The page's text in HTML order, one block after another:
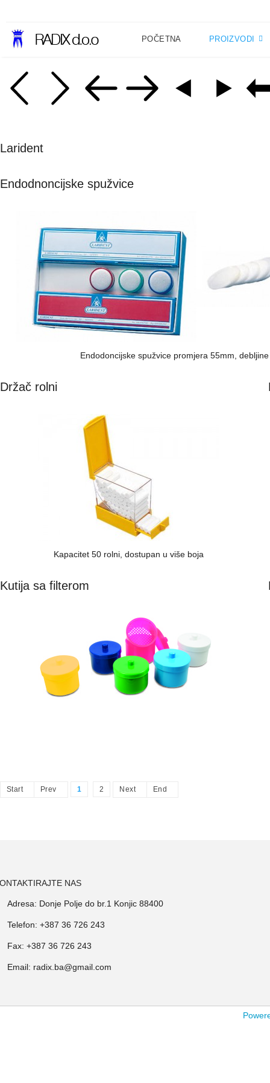
POČETNA PROIZVODI
Larident
Endodnoncijske spužvice
Endodoncijske spužvice promjera 55mm,
Držač rolni
Kapacitet 50 rolni, dostupan u više boja
Kutija sa filterom
Start Prev 1 2 Next End
NAS
Adresa: Donje Polje do br.1 Konjic 88400
Telefon: +387 36 726 243
Fax: +387 36 726 243
Email: radix.ba@gmail.com